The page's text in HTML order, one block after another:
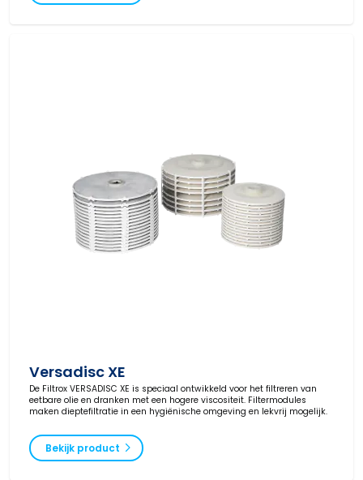
Versadisc XE
De Filtrox VERSADISC XE is speciaal ontwikkeld voor het filtreren van
eetbare olie en dranken met een hogere viscositeit. Filtermodules
maken dieptefiltratie in een hygiënische omgeving en lekvrij mogelijk.
Bekijk product